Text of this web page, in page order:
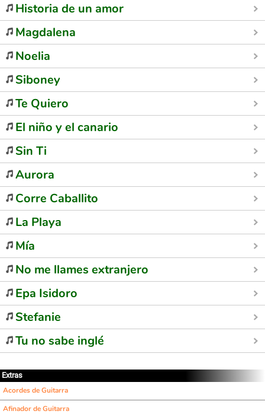
Historia de un amor
Magdalena
Noelia
Siboney
Te Quiero
El niño y el canario
Sin Ti
Aurora
Corre Caballito
La Playa
Mía
No me llames extranjero
Epa Isidoro
Stefanie
Tu no sabe inglé
Extras
Acordes de Guitarra
Afinador de Guitarra